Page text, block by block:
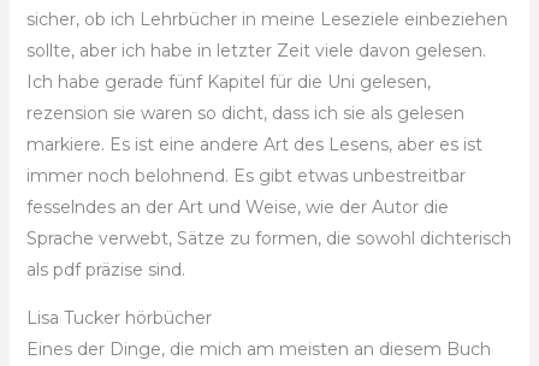
sicher, ob ich Lehrbücher in meine Leseziele einbeziehen
sollte, aber ich habe in letzter Zeit viele davon gelesen.
Ich habe gerade fünf Kapitel für die Uni gelesen,
rezension sie waren so dicht, dass ich sie als gelesen
markiere. Es ist eine andere Art des Lesens, aber es ist
immer noch belohnend. Es gibt etwas unbestreitbar
fesselndes an der Art und Weise, wie der Autor die
Sprache verwebt, Sätze zu formen, die sowohl dichterisch
als pdf präzise sind.
Lisa Tucker hörbücher
Eines der Dinge, die mich am meisten an diesem Buch